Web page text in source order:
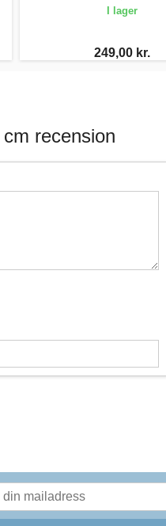
I lager
249,00 kr.
recension